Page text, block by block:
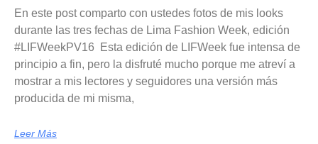
En este post comparto con ustedes fotos de mis looks
durante las tres fechas de Lima Fashion Week, edición
#LIFWeekPV16 Esta edición de LIFWeek fue intensa de
principio a fin, pero la disfruté mucho porque me atreví a
mostrar a mis lectores y seguidores una versión más
producida de mi misma,
Leer Más